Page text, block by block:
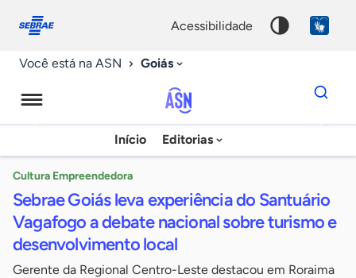
conosco
acessibilidade
Você está na ASN Goiás
Agência
Sebrae
Notícias
Início Editorias
Dados
para
chave
Cultura Empreendedora
Sebrae Goiás leva experiência do Santuário
Vagafogo a debate nacional sobre turismo e
desenvolvimento local
Gerente da Regional Centro-Leste destacou em Roraima